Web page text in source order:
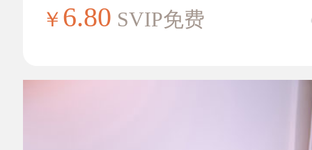
￥ 6.80 SVIP免费